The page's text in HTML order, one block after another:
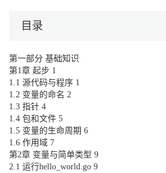
目录
第一部分 基础知识
第1章 起步 1
1.1 源代码与程序 1
1.2 变量的命名 2
1.3 指针 4
1.4 包和文件 5
1.5 变量的生命周期 6
1.6 作用域 7
第2章 变量与简单类型 9
2.1 运行hello_world.go 9